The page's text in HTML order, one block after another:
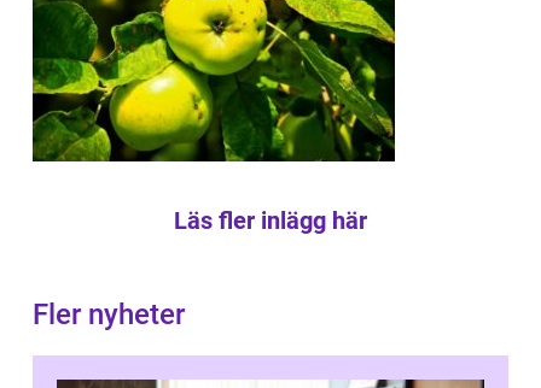
Läs fler inlägg här
Fler nyheter